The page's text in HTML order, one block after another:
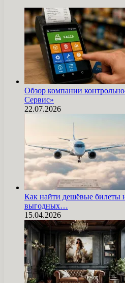
Обзор компании
Сервис»
22.07.2026
Как найти дешёвые билеты
выгодных…
15.04.2026